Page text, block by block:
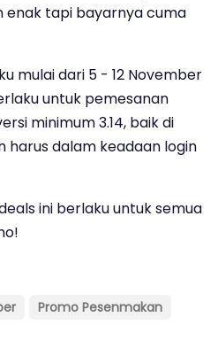
enak tapi bayarnya cuma
mulai dari 5 - 12 November
untuk pemesanan
minimum 3.14, baik di
harus dalam keadaan login
deals ini berlaku untuk semua
Promo Pesenmakan